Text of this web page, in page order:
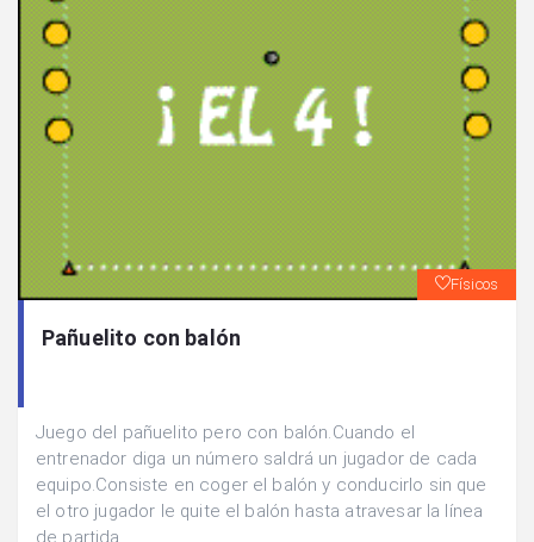
Físicos
Pañuelito con balón
Juego del pañuelito pero con balón.Cuando el
entrenador diga un número saldrá un jugador de cada
equipo.Consiste en coger el balón y conducirlo sin que
el otro jugador le quite el balón hasta atravesar la línea
de partida.